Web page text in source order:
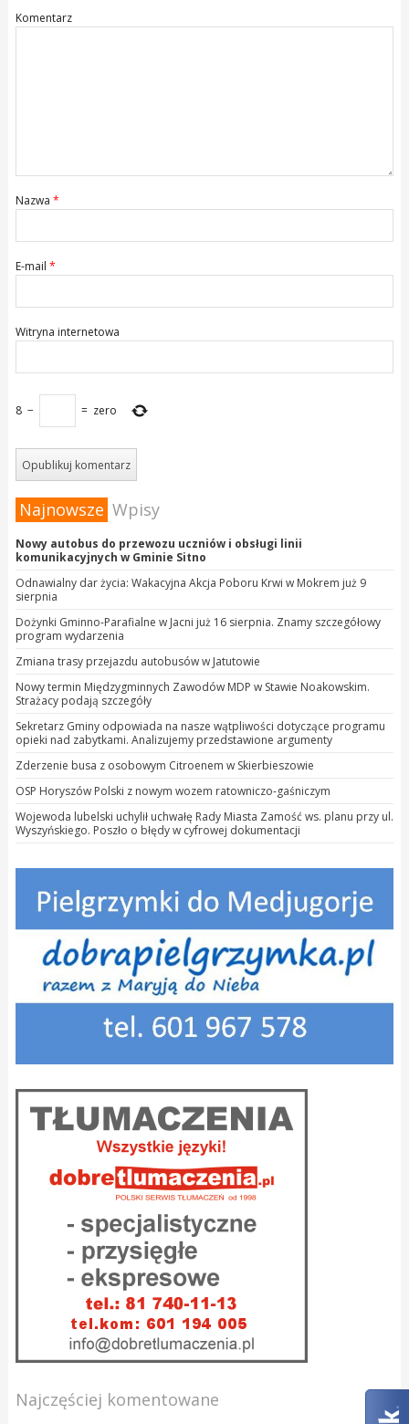
Komentarz
Nazwa *
E-mail *
Witryna internetowa
8 − = zero
Najnowsze Wpisy
Nowy autobus do przewozu uczniów i obsługi linii
komunikacyjnych w Gminie Sitno
Odnawialny dar życia: Wakacyjna Akcja Poboru Krwi w Mokrem już 9
sierpnia
Dożynki Gminno-Parafialne w Jacni już 16 sierpnia. Znamy szczegółowy
program wydarzenia
Zmiana trasy przejazdu autobusów w Jatutowie
Nowy termin Międzygminnych Zawodów MDP w Stawie Noakowskim.
Strażacy podają szczegóły
Sekretarz Gminy odpowiada na nasze wątpliwości dotyczące programu
opieki nad zabytkami. Analizujemy przedstawione argumenty
Zderzenie busa z osobowym Citroenem w Skierbieszowie
OSP Horyszów Polski z nowym wozem ratowniczo-gaśniczym
Wojewoda lubelski uchylił uchwałę Rady Miasta Zamość ws. planu przy ul.
Wyszyńskiego. Poszło o błędy w cyfrowej dokumentacji
Najczęściej komentowane